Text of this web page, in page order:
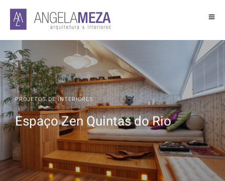
PROJETOS DE INTERIORES
Espaço Zen Quintas do Rio